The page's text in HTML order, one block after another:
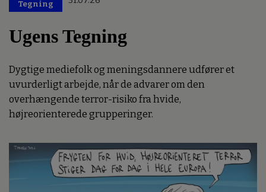
Tegning
Ugens Tegning
Dygtige mediefolk og meningsdannere udfører et
uvurderligt arbejde, når de advarer om den
overhængende terror-risiko fra hvide,
højreorienterede grupperinger.